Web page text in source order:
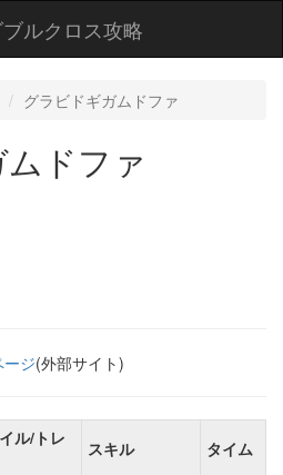
ルクロス攻略
グラビドギガムドファ
ドファ
ジ(外部サイト)
ル/トレ
スキル タイム